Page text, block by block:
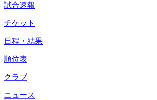
試合速報
チケット
日程・結果
順位表
クラブ
ニュース